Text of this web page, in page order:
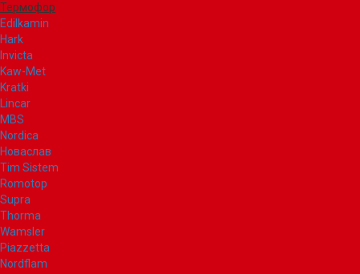
Термофор
Edilkamin
Hark
Invicta
Kaw-Met
Kratki
Lincar
MBS
Nordica
Новаслав
Tim Sistem
Romotop
Supra
Thorma
Wamsler
Piazzetta
Nordflam